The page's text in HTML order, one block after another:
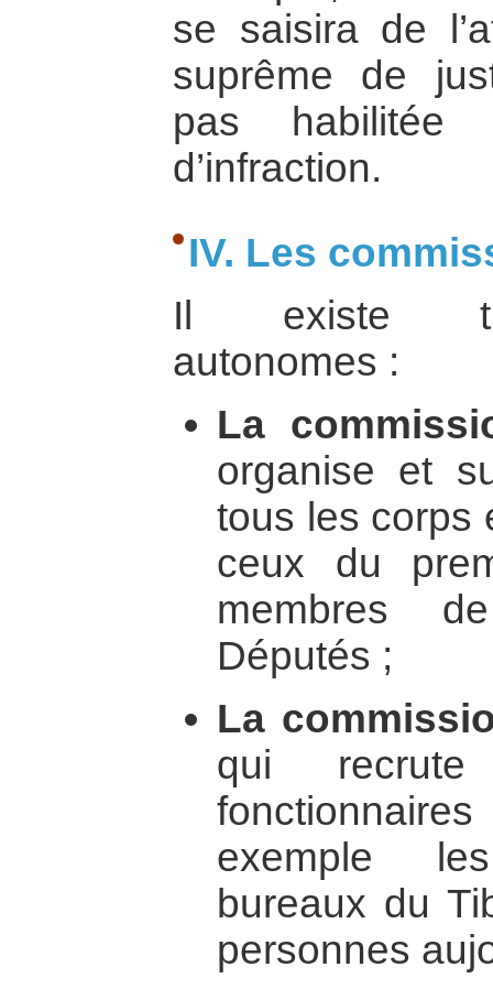
se saisira de
suprême de
pas
d’infraction.
IV. Les
Il existe
autonomes :
La
organise et
tous les corps
ceux du
membres
Députés ;
La
qui
exemple
bureaux du
personnes